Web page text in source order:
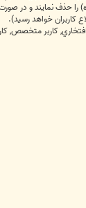
حذف نمایند و در
کاربر متخصص,